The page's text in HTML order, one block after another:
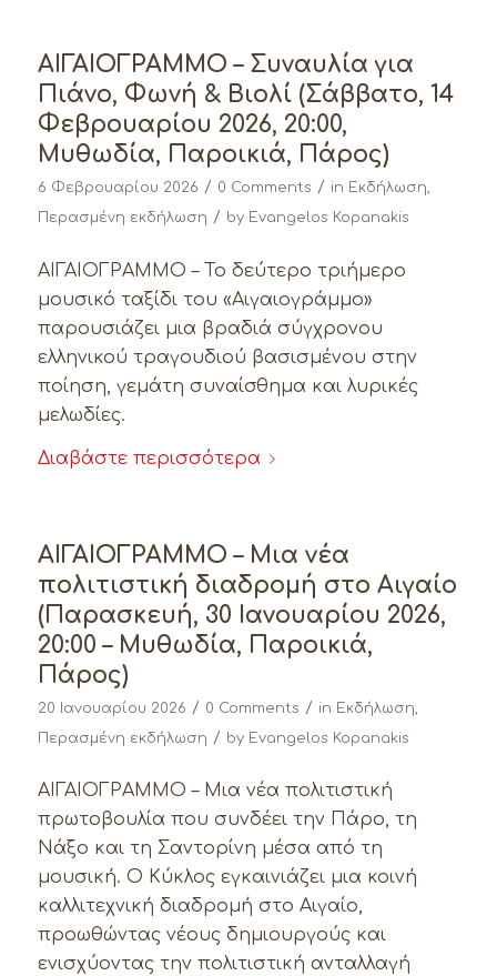
ΑΙΓΑΙΟΓΡΑΜΜΟ – Συναυλία για
Πιάνο, Φωνή & Βιολί (Σάββατο, 14
Φεβρουαρίου 2026, 20:00,
Μυθωδία, Παροικιά, Πάρος)
6 Φεβρουαρίου 2026 / 0 Comments / in Εκδήλωση,
Περασμένη εκδήλωση / by Evangelos Kopanakis
ΑΙΓΑΙΟΓΡΑΜΜΟ – Το δεύτερο τριήμερο
μουσικό ταξίδι του «Αιγαιογράμμο»
παρουσιάζει μια βραδιά σύγχρονου
ελληνικού τραγουδιού βασισμένου στην
ποίηση, γεμάτη συναίσθημα και λυρικές
μελωδίες.
Διαβάστε περισσότερα
ΑΙΓΑΙΟΓΡΑΜΜΟ – Μια νέα
πολιτιστική διαδρομή στο Αιγαίο
(Παρασκευή, 30 Ιανουαρίου 2026,
20:00 – Μυθωδία, Παροικιά,
Πάρος)
20 Ιανουαρίου 2026 / 0 Comments / in Εκδήλωση,
Περασμένη εκδήλωση / by Evangelos Kopanakis
ΑΙΓΑΙΟΓΡΑΜΜΟ – Μια νέα πολιτιστική
πρωτοβουλία που συνδέει την Πάρο, τη
Νάξο και τη Σαντορίνη μέσα από τη
μουσική. Ο Κύκλος εγκαινιάζει μια κοινή
καλλιτεχνική διαδρομή στο Αιγαίο,
προωθώντας νέους δημιουργούς και
ενισχύοντας την πολιτιστική ανταλλαγή